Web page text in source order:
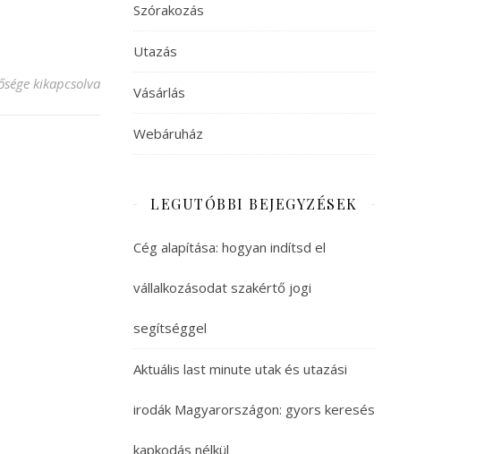
professzionális robotfűnyíró AI navigációval bejegyzéshez
kikapcsolva
Szórakozás
Utazás
Vásárlás
Webáruház
LEGUTÓBBI BEJEGYZÉSEK
Cég alapítása: hogyan indítsd el
vállalkozásodat szakértő jogi
segítséggel
Aktuális last minute utak és utazási
irodák Magyarországon: gyors keresés
kapkodás nélkül